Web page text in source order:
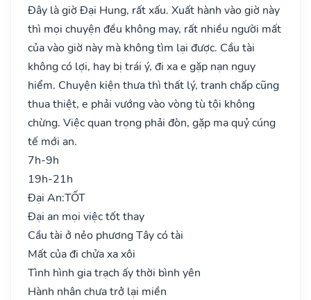
Đây là giờ Đại Hung, rất xấu. Xuất hành vào giờ này
thì mọi chuyện đều không may, rất nhiều người mất
của vào giờ này mà không tìm lại được. Cầu tài
không có lợi, hay bị trái ý, đi xa e gặp nạn nguy
hiểm. Chuyện kiện thưa thì thất lý, tranh chấp cũng
thua thiệt, e phải vướng vào vòng tù tội không
chừng. Việc quan trọng phải đòn, gặp ma quỷ cúng
tế mới an.
7h-9h
19h-21h
Đại An:TỐT
Đại an mọi việc tốt thay
Cầu tài ở nẻo phương Tây có tài
Mất của đi chửa xa xôi
Tình hình gia trạch ấy thời bình yên
Hành nhân chưa trở lại miền